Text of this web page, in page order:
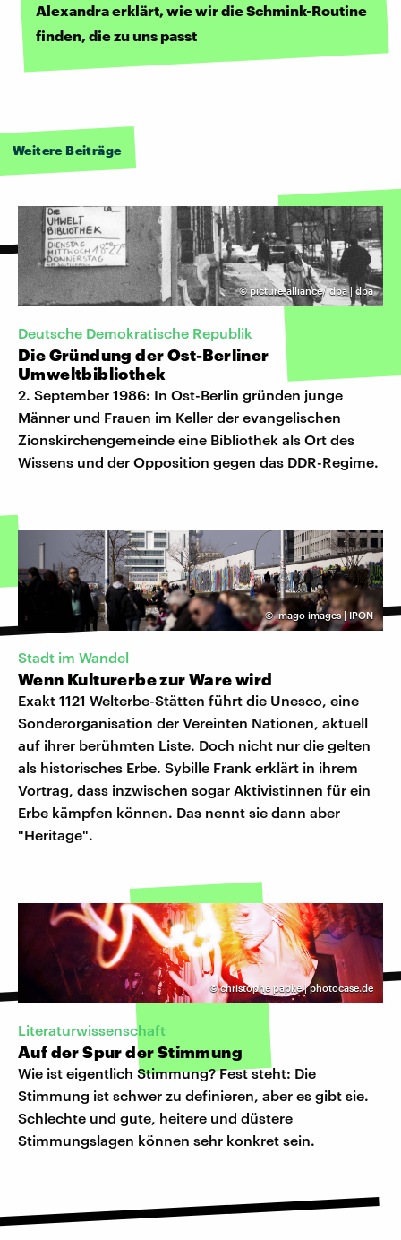
Alexandra erklärt, wie wir die Schmink-Routine
finden, die zu uns passt
Weitere Beiträge
©picture-alliance/ dpa | dpa
Deutsche Demokratische Republik
Die Gründung der Ost-Berliner
Umweltbibliothek
2. September 1986: In Ost-Berlin gründen junge
Männer und Frauen im Keller der evangelischen
Zionskirchengemeinde eine Bibliothek als Ort des
Wissens und der Opposition gegen das DDR-Regime.
©imago images | IPON
Stadt im Wandel
Wenn Kulturerbe zur Ware wird
Exakt 1121 Welterbe-Stätten führt die Unesco, eine
Sonderorganisation der Vereinten Nationen, aktuell
auf ihrer berühmten Liste. Doch nicht nur die gelten
als historisches Erbe. Sybille Frank erklärt in ihrem
Vortrag, dass inzwischen sogar Aktivistinnen für ein
Erbe kämpfen können. Das nennt sie dann aber
"Heritage".
©christophe papke | photocase.de
Literaturwissenschaft
Auf der Spur der Stimmung
Wie ist eigentlich Stimmung? Fest steht: Die
Stimmung ist schwer zu definieren, aber es gibt sie.
Schlechte und gute, heitere und düstere
Stimmungslagen können sehr konkret sein.